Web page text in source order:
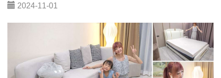
2024-11-01